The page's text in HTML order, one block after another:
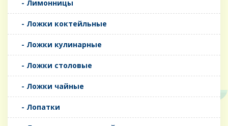
- Лимонницы
- Ложки коктейльные
- Ложки кулинарные
- Ложки столовые
- Ложки чайные
- Лопатки